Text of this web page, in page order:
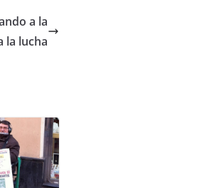
a la
la lucha